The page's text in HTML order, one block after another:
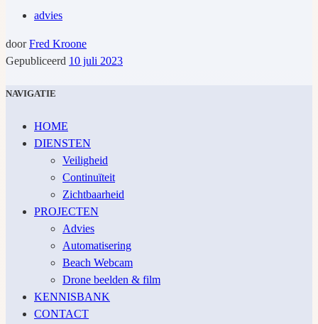
advies
doorFred Kroone
Gepubliceerd 10 juli 2023
NAVIGATIE
HOME
DIENSTEN
Veiligheid
Continuïteit
Zichtbaarheid
PROJECTEN
Advies
Automatisering
Beach Webcam
Drone beelden & film
KENNISBANK
CONTACT